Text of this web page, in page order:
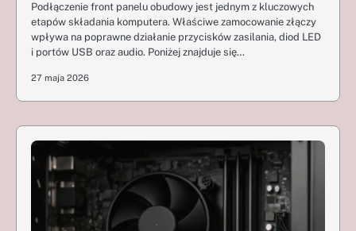
Podłączenie front panelu obudowy jest jednym z kluczowych
etapów składania komputera. Właściwe zamocowanie złączy
wpływa na poprawne działanie przycisków zasilania, diod LED
i portów USB oraz audio. Poniżej znajduje się…
27 maja 2026